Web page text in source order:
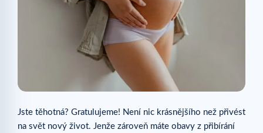
Jste těhotná? Gratulujeme! Není nic krásnějšího než přivést
na svět nový život. Jenže zároveň máte obavy z přibírání